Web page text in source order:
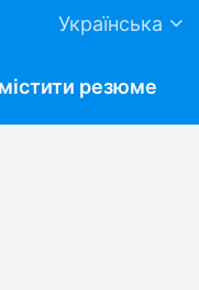
Українська
резюме